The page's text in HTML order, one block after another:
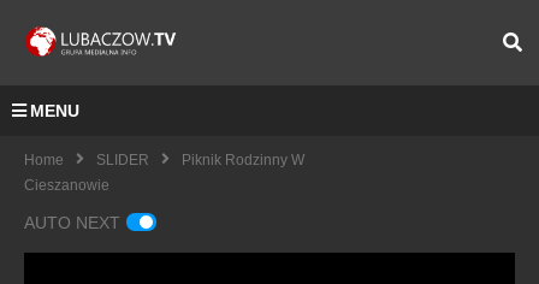
MENU
Home SLIDER
Piknik Rodzinny W
Cieszanowie
AUTO NEXT